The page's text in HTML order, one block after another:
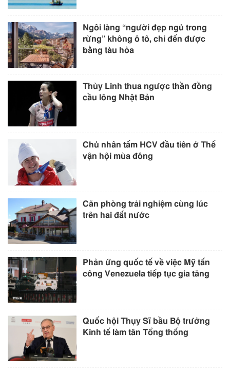
Ngôi làng “người đẹp ngủ trong
rừng” không ô tô, chỉ đến được
bằng tàu hỏa
Thùy Linh thua ngược thần đồng
cầu lông Nhật Bản
Chủ nhân tấm HCV đầu tiên ở Thế
vận hội mùa đông
Căn phòng trải nghiệm cùng lúc
trên hai đất nước
Phản ứng quốc tế về việc Mỹ tấn
công Venezuela tiếp tục gia tăng
Quốc hội Thụy Sĩ bầu Bộ trưởng
Kinh tế làm tân Tổng thống